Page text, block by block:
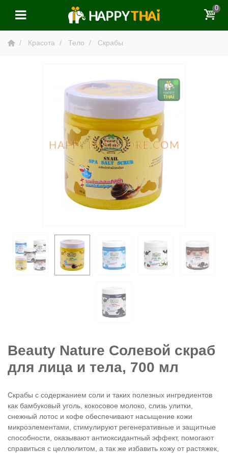
0
Красота Тело Скрабы
Beauty Nature Солевой скраб
для лица и тела, 700 мл
Скрабы с содержанием соли и таких полезных ингредиентов
как бамбуковый уголь, кокосовое молоко, слизь улитки,
снежный лотос и кофе обеспечивают насыщение кожи
микроэлементами, стимулируют регенеративные и защитные
способности, оказывают антиоксидантный эффект, помогают
справиться с целлюлитом, а так же избавить кожу от растяжек,